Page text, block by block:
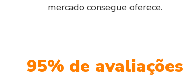
mercado consegue oferece.
95% de avaliações